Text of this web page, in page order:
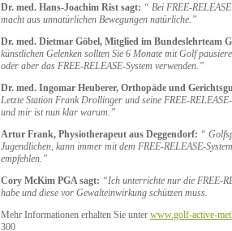
Dr. med. Hans-Joachim Rist sagt: “ Bei FREE-
macht aus unnatürlichen Bewegungen natürliche.”
Dr. med. Dietmar Göbel, Mitglied im
künstlichen Gelenken sollten Sie 6 Monate mit Golf
oder aber das FREE-RELEASE-System verwenden.”
Dr. med. Ingomar Heuberer, Orthopäde und
Letzte Station Frank Drollinger und seine FREE-
und mir ist nun klar warum.”
Artur Frank, Physiotherapeut aus Deggendorf: “
Jugendlichen, kann immer mit dem FREE-RELEASE-
empfehlen.”
Cory McKim PGA sagt: “Ich unterrichte nur die FREE-
habe und diese vor Gewalteinwirkung schützen muss.
Mehr Informationen erhalten Sie unter www.golf-active-
300